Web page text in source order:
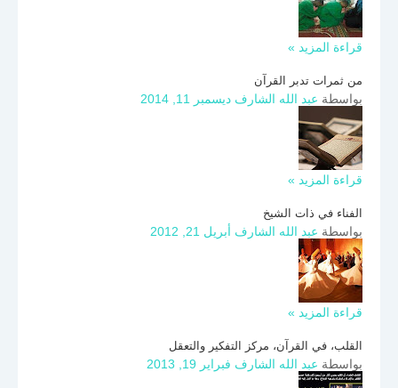
قراءة المزيد »
من ثمرات تدبر القرآن
بواسطة عبد الله الشارف ديسمبر 11, 2014
قراءة المزيد »
الفناء في ذات الشيخ
بواسطة عبد الله الشارف أبريل 21, 2012
قراءة المزيد »
القلب، في القرآن، مركز التفكير والتعقل
بواسطة عبد الله الشارف فبراير 19, 2013